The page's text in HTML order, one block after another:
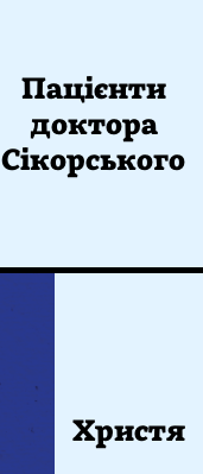
Пацієнти
доктора
Сікорського
Христя